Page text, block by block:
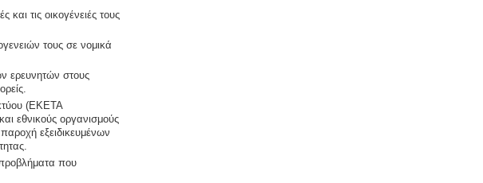
τις οικογένειές τους
τους σε νομικά
ερευνητών στους
(ΕΚΕΤΑ
εθνικούς οργανισμούς
εξειδικευμένων
που